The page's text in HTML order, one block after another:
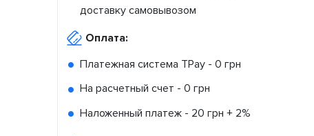
доставку самовывозом
Оплата:
Платежная система TPay - 0 грн
На расчетный счет - 0 грн
Наложенный платеж - 20 грн + 2%